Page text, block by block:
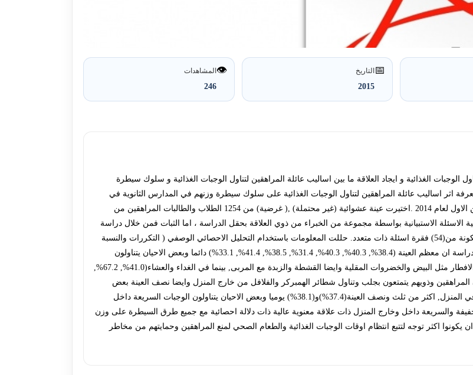
📅التاريخ
2015
👁️المشاهدات
246
الغذائية و ايجاد العلاقة ما بين اساليب عائلة المراهقين لتناول الوجبات الغذائية و سلوك سيطرة
اثر اساليب عائلة المراهقين لتناول الوجبات الغذائية على سلوك سيطرة وزنهم في المدارس الثانوية في
مدينة بغداد للفترة من 20 من شهر نيسان لعام 2013 الى نهاية تشرين الاول لعام 2014 .اختيرت عينة عشوائية (غير محتملة) ,( غرضية) من 1254 الطلاب والطالبات المراهقين من
الاسئلة الاستبيانية بواسطة مجموعة من الخبراء من ذوي العلاقة بحقل الدراسة ، اما الثبات فمن خلال دراسة
استطلاعية . جمعت معلومات الدراسة من خلال استمارة استبيانية مكونة من(54) فقرة اسئلة ذات متعدد. حللت المعلومات باستخدام التحليل الاحصائي الوصفي ( التكررات والنسبة
المئوية) ,والتحليل الاحصائيالاستنتاجي ( مربع – كاي). النتائج: اثبتت الدراسة ان معظم العينة (38.4%, 40.3%, 40.3%, 31.4%, 38.5%, 41.4%, 33.1%) دائما وبعض الاحيان يتناولون
الوجبات الغنية بالدهون والنشويات والمواد السكرية ونراها في وجبة الافطار مثل البيض والخضروات المقلية وايضا القشطة والزبدة مع المربى, بينما في الغداء والعشاء(41.0%, 67.2%,
32.3%, 41.2%, 31.4%) بعض الاحيان المراهقين وذويهم يتمتعون بجلب وتناول شطائر الهمبركر والفلافل من خارج المنزل وايضا نصف العينة بعض
الاحيان يتناولون الطعام الصحي مثل الخضروات الطازجة المطبوخة في المنزل, اكثر من ثلث ونصف العينة(37.4%)و(38.1%) يوميا وبعض الاحيان يتناولون الوجبات السريعة داخل
والسريعة داخل وخارج المنزل ذات علاقة معنوية عالية ذات دلالة احصائية مع جميع طرق السيطرة على وزن
يكونوا اكثر توجه لتتبع انتظام اوقات الوجبات الغذائية والطعام الصحي لمنع المراهقين وحمايتهم من مخاطر